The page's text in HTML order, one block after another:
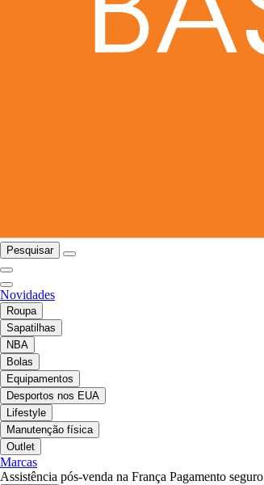
Pesquisar
Novidades
Roupa
Sapatilhas
NBA
Bolas
Equipamentos
Desportos nos EUA
Lifestyle
Manutenção física
Outlet
Marcas
Assistência pós-venda na França Pagamento seguro